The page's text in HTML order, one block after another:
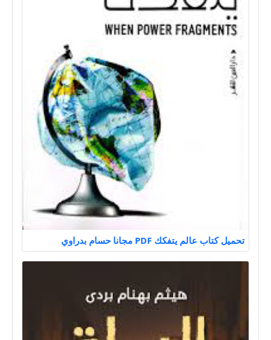
تحميل كتاب عالم يتفكك PDF مجانا حسام بدراوي